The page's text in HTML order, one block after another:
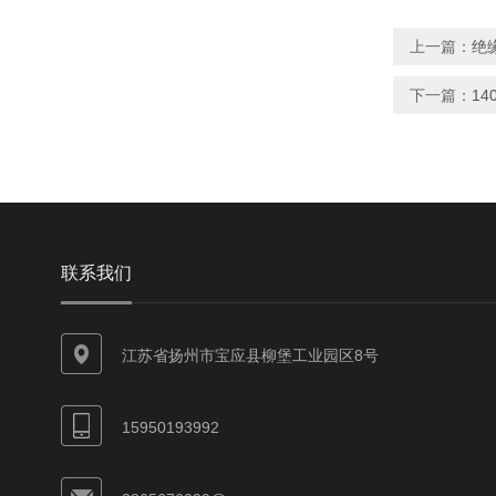
上一篇： 绝
下一篇：
联系我们
江苏省扬州市宝应县柳堡工业园区8号
15950193992